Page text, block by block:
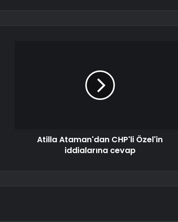
Atilla Ataman'dan CHP'li Özel'in
iddialarına cevap